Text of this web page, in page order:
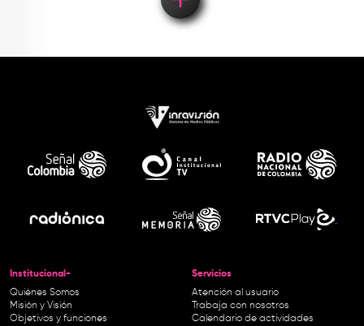
Institucional-
Quiénes Somos
Misión y Visión
Objetivos y funciones
Servicios
Atención al usuario
Trabaja con nosotros
Calendario de actividades